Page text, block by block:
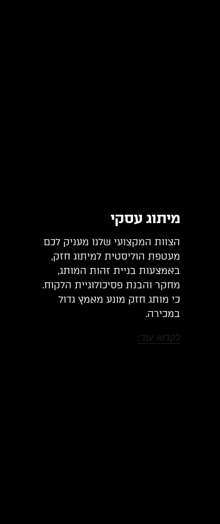
מיתוג עסקי ​
הצוות המקצועי שלנו מעניק לכם
מעטפת הוליסטית למיתוג חזק,
באמצעות בניית זהות המותג,
מחקר והבנת פסיכולוגיית הלקוח.
כי מותג חזק מונע מאמץ גדול
במכירה.
לקרוא עוד: